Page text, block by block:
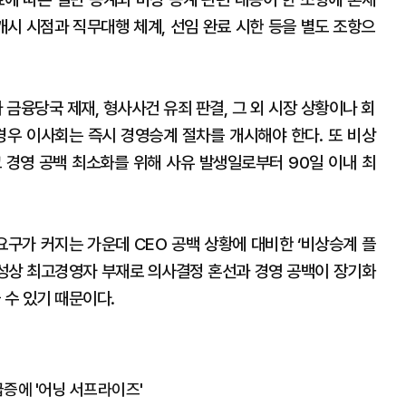
시점과 직무대행 체계, 선임 완료 시한 등을 별도 조항으
융당국 제재, 형사사건 유죄 판결, 그 외 시장 상황이나 회
이사회는 즉시 경영승계 절차를 개시해야 한다. 또 비상
영 공백 최소화를 위해 사유 발생일로부터 90일 이내 최
가 커지는 가운데 CEO 공백 상황에 대비한 ‘비상승계 플
최고경영자 부재로 의사결정 혼선과 경영 공백이 장기화
있기 때문이다.
에 '어닝 서프라이즈'